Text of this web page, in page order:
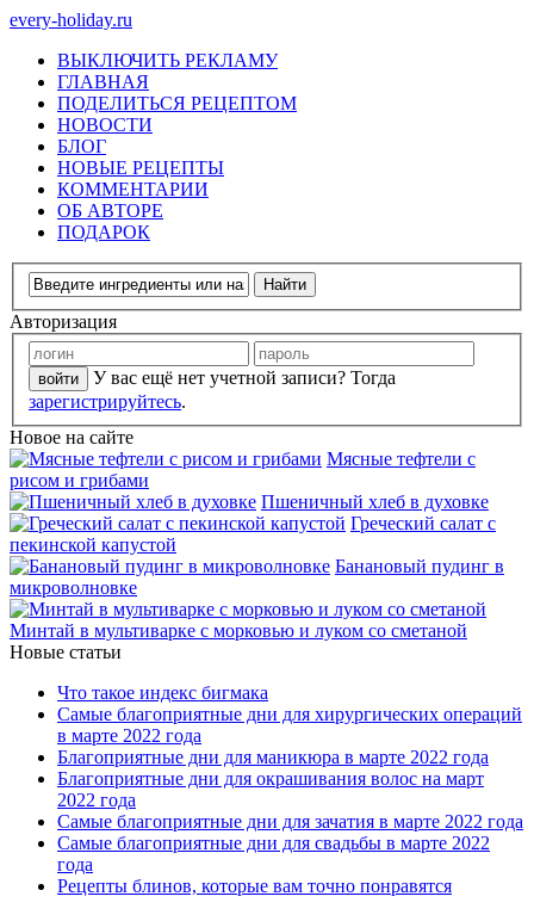
every-holiday.ru
ВЫКЛЮЧИТЬ РЕКЛАМУ
ГЛАВНАЯ
ПОДЕЛИТЬСЯ РЕЦЕПТОМ
НОВОСТИ
БЛОГ
НОВЫЕ РЕЦЕПТЫ
КОММЕНТАРИИ
ОБ АВТОРЕ
ПОДАРОК
Авторизация
У вас ещё нет учетной записи? Тогда
зарегистрируйтесь.
Новое на сайте
Мясные тефтели с
рисом и грибами
Пшеничный хлеб в духовке
Греческий салат с
пекинской капустой
Банановый пудинг в
микроволновке
Минтай в мультиварке с морковью и луком со сметаной
Новые статьи
Что такое индекс бигмака
Самые благоприятные дни для хирургических операций
в марте 2022 года
Благоприятные дни для маникюра в марте 2022 года
Благоприятные дни для окрашивания волос на март
2022 года
Самые благоприятные дни для зачатия в марте 2022 года
Самые благоприятные дни для свадьбы в марте 2022
года
Рецепты блинов, которые вам точно понравятся